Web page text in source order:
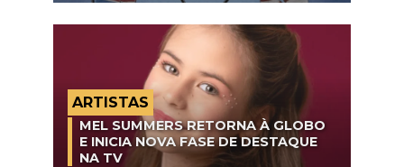
ARTISTAS
MEL SUMMERS RETORNA À GLOBO
E INICIA NOVA FASE DE DESTAQUE
NA TV